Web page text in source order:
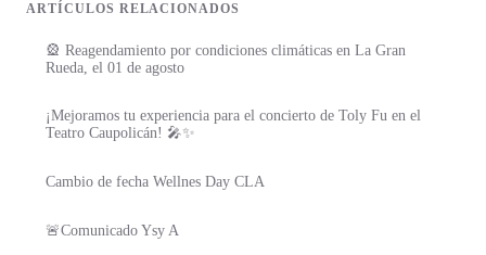
ARTÍCULOS RELACIONADOS
🎡 Reagendamiento por condiciones climáticas en La Gran
Rueda, el 01 de agosto
¡Mejoramos tu experiencia para el concierto de Toly Fu en el
Teatro Caupolicán! 🎤✨
Cambio de fecha Wellnes Day CLA
🚨Comunicado Ysy A